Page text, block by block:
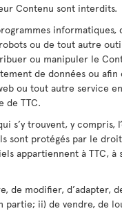
Contenu sont interdits.
informatiques,
ou de tout autre
ou manipuler le
de données ou
ou tout autre service
de TTC.
s’y trouvent, y compris,
sont protégés par le
appartiennent à TTC, à
de modifier, d’adapter,
ii) de vendre, de